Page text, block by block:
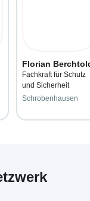
Florian
Fachkraft für Schutz
und Sicherheit
Schrobenhausen